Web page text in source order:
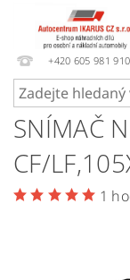
+420 605 981 910
SNÍMAČ
CF/
1